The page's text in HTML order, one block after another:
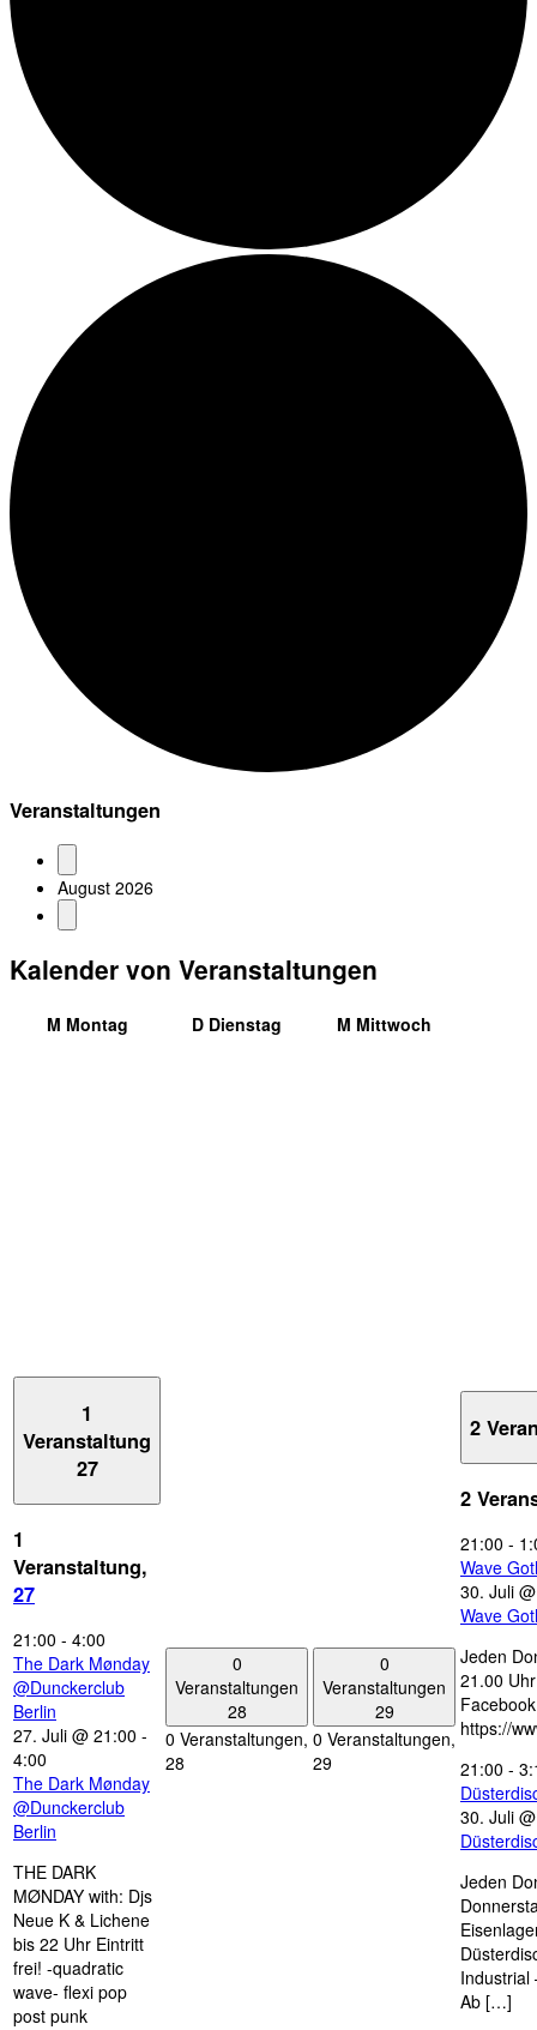
Veranstaltungen
August 2026
Kalender von Veranstaltungen
M Montag D Dienstag M Mittwoch
1
Veranstaltung
27
1
Veranstaltung,
27
21:00 - 4:00
The Dark Mønday
@Dunckerclub
Berlin
27. Juli @ 21:00 -
4:00
The Dark Mønday
@Dunckerclub
Berlin
THE DARK
MØNDAY with: Djs
Neue K & Lichene
bis 22 Uhr Eintritt
frei! -quadratic
wave- flexi pop
post punk
0
Veranstaltungen
28
0 Veranstaltungen,
28
0
Veranstaltungen
29
0 Veranstaltungen,
29
2
2
21:00 -
Wave
30. Juli
Wave
Jeden
21.00
https://
21:00 -
30. Juli
Jeden
Industrial
Ab […]